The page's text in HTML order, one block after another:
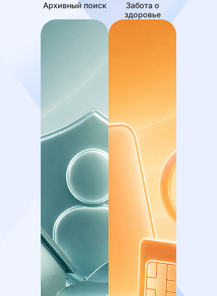
Архивный поиск
Забота о
здоровье